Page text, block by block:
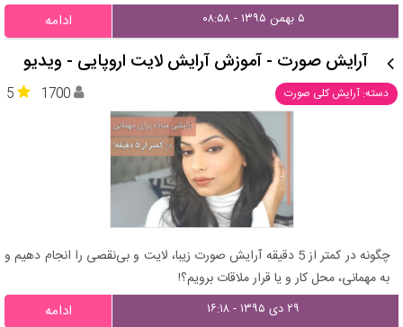
۵ بهمن ۱۳۹۵ - ۰۸:۵۸ ادامه
آرایش صورت - آموزش آرایش لایت اروپایی - ویدیو
دسته: آرایش کلی صورت 5 1700
چگونه در کمتر از 5 دقیقه آرایش صورت زیبا، لایت و بی‌نقصی را انجام دهیم و
به مهمانی، محل کار و یا قرار ملاقات برویم؟!
۲۹ دی ۱۳۹۵ - ۱۶:۱۸ ادامه